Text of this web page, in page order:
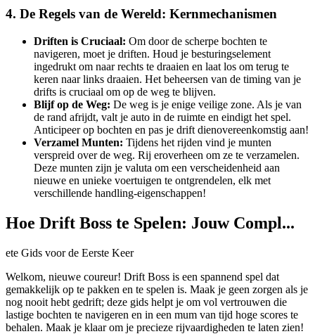
4. De Regels van de Wereld: Kernmechanismen
Driften is Cruciaal: Om door de scherpe bochten te
navigeren, moet je driften. Houd je besturingselement
ingedrukt om naar rechts te draaien en laat los om terug te
keren naar links draaien. Het beheersen van de timing van je
drifts is cruciaal om op de weg te blijven.
Blijf op de Weg: De weg is je enige veilige zone. Als je van
de rand afrijdt, valt je auto in de ruimte en eindigt het spel.
Anticipeer op bochten en pas je drift dienovereenkomstig aan!
Verzamel Munten: Tijdens het rijden vind je munten
verspreid over de weg. Rij eroverheen om ze te verzamelen.
Deze munten zijn je valuta om een verscheidenheid aan
nieuwe en unieke voertuigen te ontgrendelen, elk met
verschillende handling-eigenschappen!
Hoe Drift Boss te Spelen: Jouw Compl...
ete Gids voor de Eerste Keer
Welkom, nieuwe coureur! Drift Boss is een spannend spel dat
gemakkelijk op te pakken en te spelen is. Maak je geen zorgen als je
nog nooit hebt gedrift; deze gids helpt je om vol vertrouwen die
lastige bochten te navigeren en in een mum van tijd hoge scores te
behalen. Maak je klaar om je precieze rijvaardigheden te laten zien!